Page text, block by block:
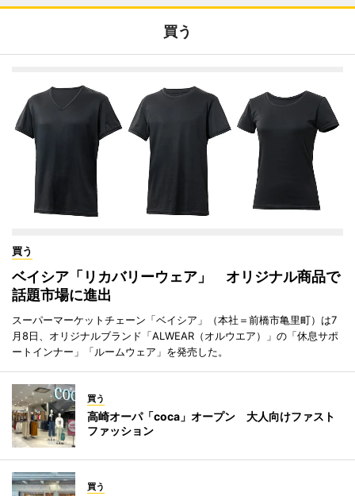
買う
買う
ベイシア「リカバリーウェア」 オリジナル商品で
話題市場に進出
スーパーマーケットチェーン「ベイシア」（本社＝前橋市亀里町）は7
月8日、オリジナルブランド「ALWEAR（オルウエア）」の「休息サポ
ートインナー」「ルームウェア」を発売した。
買う
高崎オーパ「coca」オープン 大人向けファスト
ファッション
買う